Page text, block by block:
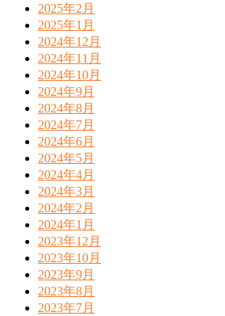
2025年2月
2025年1月
2024年12月
2024年11月
2024年10月
2024年9月
2024年8月
2024年7月
2024年6月
2024年5月
2024年4月
2024年3月
2024年2月
2024年1月
2023年12月
2023年10月
2023年9月
2023年8月
2023年7月